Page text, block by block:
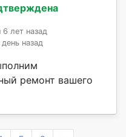
6 лет назад
назад
ремонт вашего